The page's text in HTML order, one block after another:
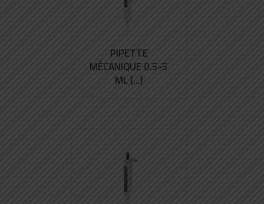
PIPETTE
MÉCANIQUE 0.5-5
ML (...)